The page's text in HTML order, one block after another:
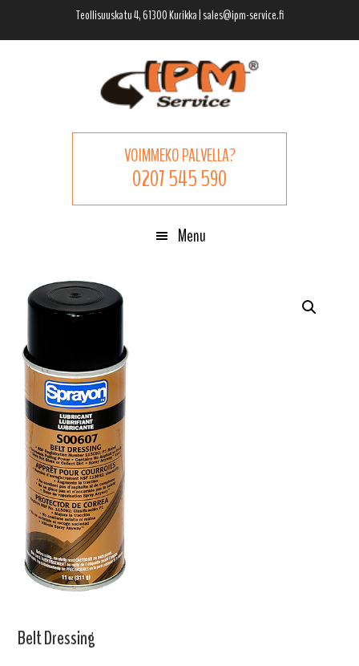
pääsisältöön
ensisijaiseen
alatunnisteeseen
Teollisuuskatu 4, 61300 Kurikka | sales@ipm-service.fi
VOIMMEKO PALVELLA?
0207 545 590
Menu
Belt Dressing